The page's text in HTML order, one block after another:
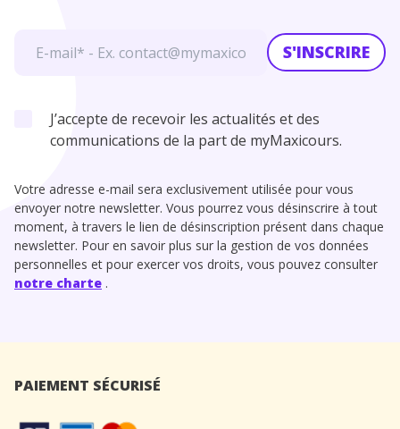
S'INSCRIRE
J’accepte de recevoir les actualités et des
communications de la part de myMaxicours.
Votre adresse e-mail sera exclusivement utilisée pour vous
envoyer notre newsletter. Vous pourrez vous désinscrire à tout
moment, à travers le lien de désinscription présent dans chaque
newsletter. Pour en savoir plus sur la gestion de vos données
personnelles et pour exercer vos droits, vous pouvez consulter
notre charte .
PAIEMENT SÉCURISÉ